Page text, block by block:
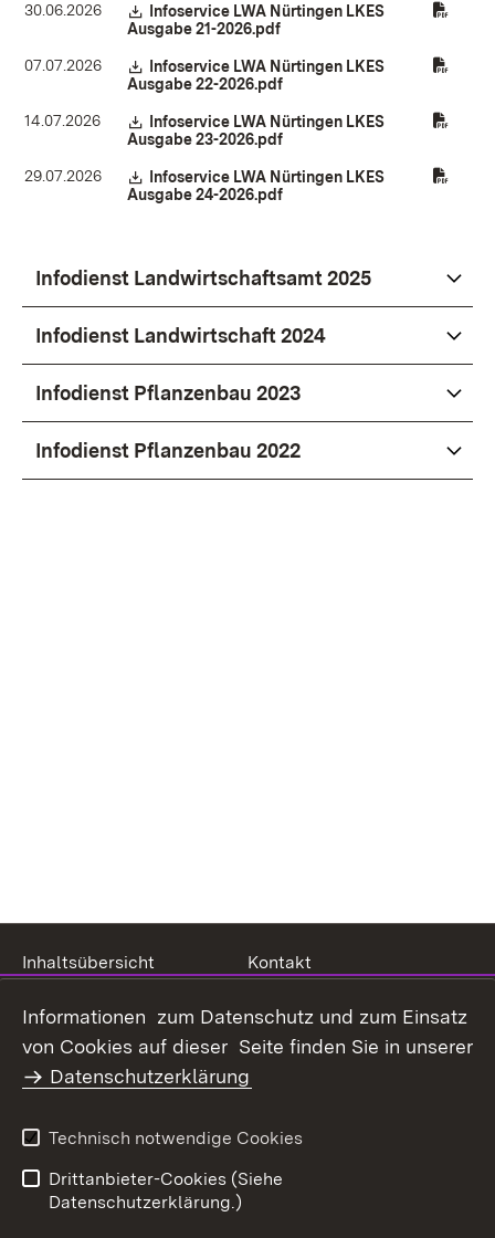
30.06.2026 Download:
Infoservice LWA Nürtingen LKES
Ausgabe 21-2026.pdf
07.07.2026 Download:
Infoservice LWA Nürtingen LKES
Ausgabe 22-2026.pdf
14.07.2026 Download:
Infoservice LWA Nürtingen LKES
Ausgabe 23-2026.pdf
29.07.2026 Download:
Infoservice LWA Nürtingen LKES
Ausgabe 24-2026.pdf
Infodienst Landwirtschaftsamt 2025
Infodienst Landwirtschaft 2024
Infodienst Pflanzenbau 2023
Infodienst Pflanzenbau 2022
Inhaltsübersicht
Kontakt
Barrierefreiheit
Benutzungshinweise
Impressum
Informationen zum Datenschutz und zum Einsatz
von Cookies auf dieser Seite finden Sie in unserer
Datenschutzerklärung
Technisch notwendige Cookies
Drittanbieter-Cookies (Siehe
Datenschutzerklärung.)